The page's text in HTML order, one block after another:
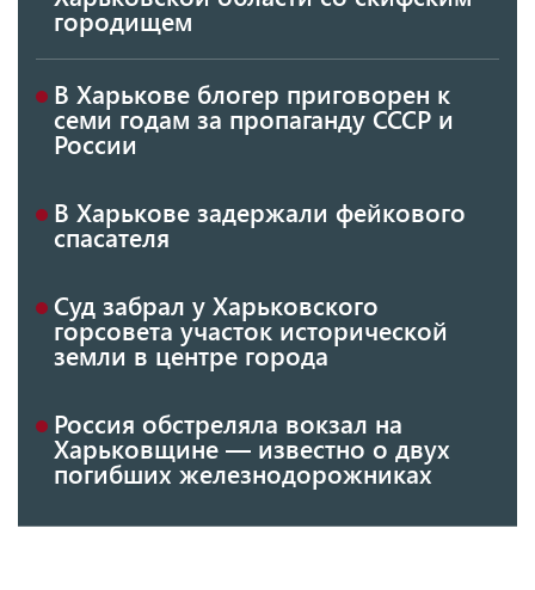
городищем
В Харькове блогер приговорен к
семи годам за пропаганду СССР и
России
В Харькове задержали фейкового
спасателя
Суд забрал у Харьковского
горсовета участок исторической
земли в центре города
Россия обстреляла вокзал на
Харьковщине — известно о двух
погибших железнодорожниках